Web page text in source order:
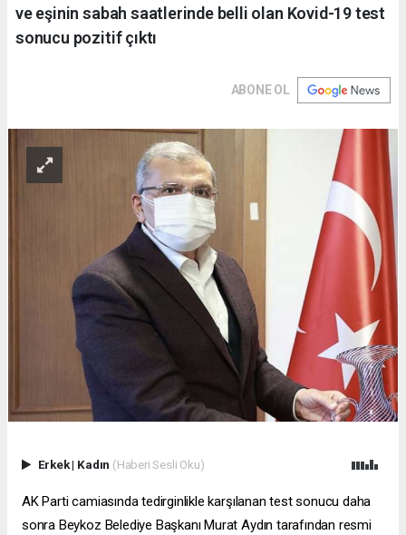
ve eşinin sabah saatlerinde belli olan Kovid-19 test
sonucu pozitif çıktı
ABONE OL
Erkek| Kadın (Haberi Sesli Oku)
AK Parti camiasında tedirginlikle karşılanan test sonucu daha
sonra Beykoz Belediye Başkanı Murat Aydın tarafından resmi